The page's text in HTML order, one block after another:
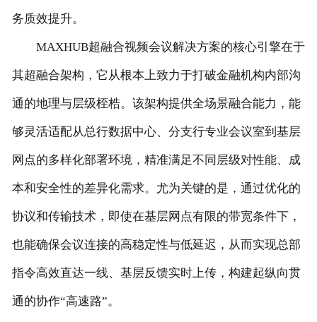
务质效提升。
MAXHUB超融合视频会议解决方案的核心引擎在于
其超融合架构，它从根本上致力于打破金融机构内部沟
通的地理与层级桎梏。该架构提供全场景融合能力，能
够灵活适配从总行数据中心、分支行专业会议室到基层
网点的多样化部署环境，精准满足不同层级对性能、成
本和安全性的差异化需求。尤为关键的是，通过优化的
协议和传输技术，即使在基层网点有限的带宽条件下，
也能确保会议连接的高稳定性与低延迟，从而实现总部
指令高效直达一线、基层反馈实时上传，构建起纵向贯
通的协作“高速路”。